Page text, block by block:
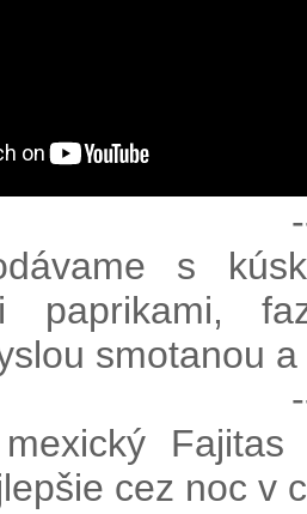
s
paprikami,
smotanou
cez noc v